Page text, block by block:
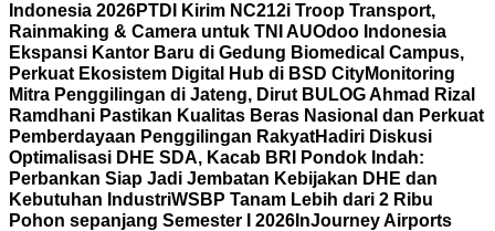
Indonesia 2026PTDI Kirim NC212i Troop Transport,
Rainmaking & Camera untuk TNI AUOdoo Indonesia
Ekspansi Kantor Baru di Gedung Biomedical Campus,
Perkuat Ekosistem Digital Hub di BSD CityMonitoring
Mitra Penggilingan di Jateng, Dirut BULOG Ahmad Rizal
Ramdhani Pastikan Kualitas Beras Nasional dan Perkuat
Pemberdayaan Penggilingan RakyatHadiri Diskusi
Optimalisasi DHE SDA, Kacab BRI Pondok Indah:
Perbankan Siap Jadi Jembatan Kebijakan DHE dan
Kebutuhan IndustriWSBP Tanam Lebih dari 2 Ribu
Pohon sepanjang Semester I 2026 InJourney Airports